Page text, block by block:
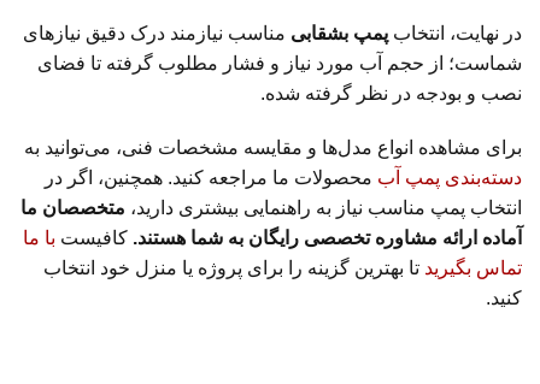
در نهایت، انتخاب پمپ بشقابی مناسب نیازمند درک دقیق نیازهای
شماست؛ از حجم آب مورد نیاز و فشار مطلوب گرفته تا فضای
نصب و بودجه در نظر گرفته شده.
برای مشاهده انواع مدل‌ها و مقایسه مشخصات فنی، می‌توانید به
دسته‌بندی پمپ آب محصولات ما مراجعه کنید. همچنین، اگر در
انتخاب پمپ مناسب نیاز به راهنمایی بیشتری دارید، متخصصان ما
آماده ارائه مشاوره تخصصی رایگان به شما هستند. کافیست با ما
تماس بگیرید تا بهترین گزینه را برای پروژه یا منزل خود انتخاب
کنید.